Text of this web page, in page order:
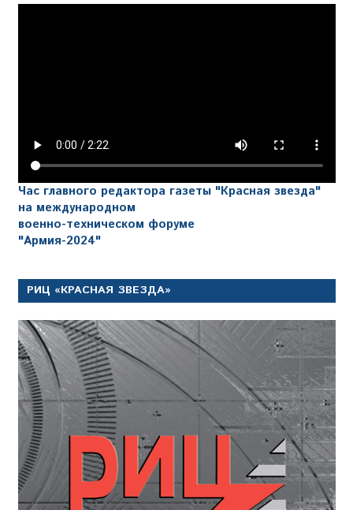
Час главного редактора газеты "Красная звезда"
на международном
военно-техническом форуме
"Армия-2024"
РИЦ «КРАСНАЯ ЗВЕЗДА»